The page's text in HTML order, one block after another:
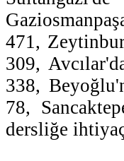
471,
309,
338,
78,
dersliğe